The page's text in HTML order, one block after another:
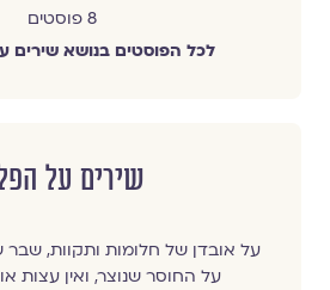
8 פוסטים
לכל הפוסטים בנושא שירים
שירים על
על אובדן של חלומות ותקוות,
על החוסר שנוצר, ואין עצות